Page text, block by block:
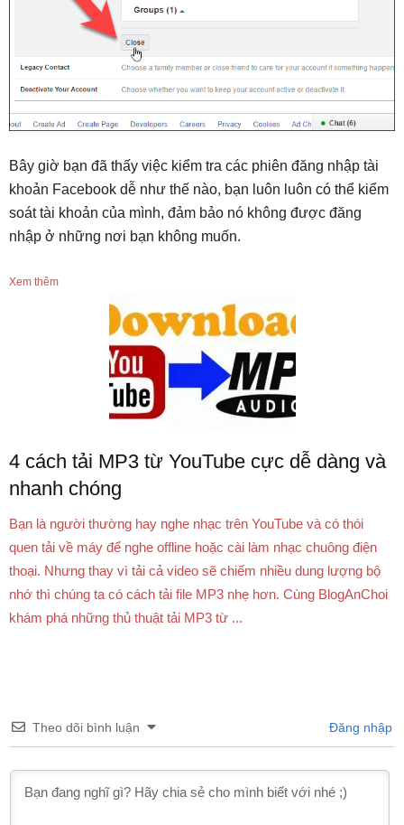
Bây giờ bạn đã thấy việc kiểm tra các phiên đăng nhập tài
khoản Facebook dễ như thế nào, bạn luôn luôn có thể kiểm
soát tài khoản của mình, đảm bảo nó không được đăng
nhập ở những nơi bạn không muốn.
Xem thêm
4 cách tải MP3 từ YouTube cực dễ dàng và
nhanh chóng
Bạn là người thường hay nghe nhạc trên YouTube và có thói
quen tải về máy để nghe offline hoặc cài làm nhạc chuông điện
thoại. Nhưng thay vì tải cả video sẽ chiếm nhiều dung lượng bộ
nhớ thì chúng ta có cách tải file MP3 nhẹ hơn. Cùng BlogAnChoi
khám phá những thủ thuật tải MP3 từ ...
Theo dõi bình luận Đăng nhập